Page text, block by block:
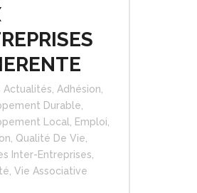
Actualités Adhésion
Durable
Local
Emploi
Qualité De Vie
Inter-Entreprises
Vie Associative